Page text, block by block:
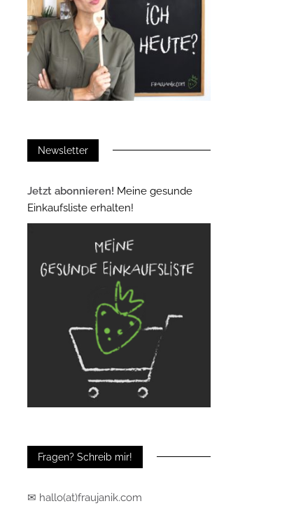
Newsletter
Jetzt abonnieren! Meine gesunde
Einkaufsliste erhalten!
Fragen? Schreib mir!
✉ hallo(at)fraujanik.com